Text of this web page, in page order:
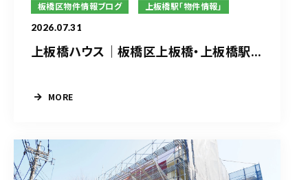
板橋区物件情報ブログ 上板橋駅「物件情報」
2026.07.31
上板橋ハウス｜板橋区上板橋・上板橋駅...
MORE